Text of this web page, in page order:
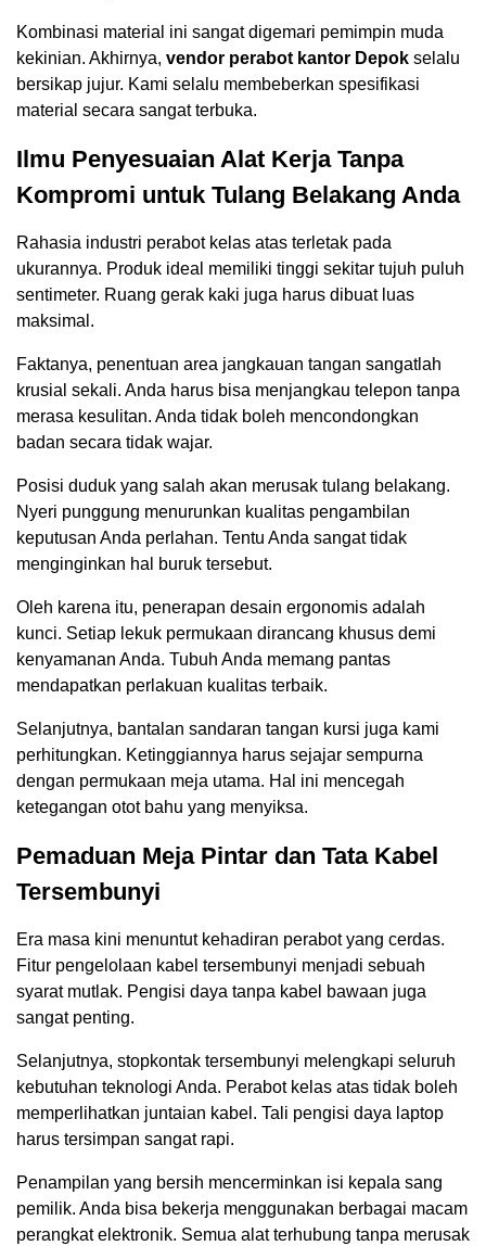
Kombinasi material ini sangat digemari pemimpin muda
kekinian. Akhirnya, vendor perabot kantor Depok selalu
bersikap jujur. Kami selalu membeberkan spesifikasi
material secara sangat terbuka.
Ilmu Penyesuaian Alat Kerja Tanpa
Kompromi untuk Tulang Belakang Anda
Rahasia industri perabot kelas atas terletak pada
ukurannya. Produk ideal memiliki tinggi sekitar tujuh puluh
sentimeter. Ruang gerak kaki juga harus dibuat luas
maksimal.
Faktanya, penentuan area jangkauan tangan sangatlah
krusial sekali. Anda harus bisa menjangkau telepon tanpa
merasa kesulitan. Anda tidak boleh mencondongkan
badan secara tidak wajar.
Posisi duduk yang salah akan merusak tulang belakang.
Nyeri punggung menurunkan kualitas pengambilan
keputusan Anda perlahan. Tentu Anda sangat tidak
menginginkan hal buruk tersebut.
Oleh karena itu, penerapan desain ergonomis adalah
kunci. Setiap lekuk permukaan dirancang khusus demi
kenyamanan Anda. Tubuh Anda memang pantas
mendapatkan perlakuan kualitas terbaik.
Selanjutnya, bantalan sandaran tangan kursi juga kami
perhitungkan. Ketinggiannya harus sejajar sempurna
dengan permukaan meja utama. Hal ini mencegah
ketegangan otot bahu yang menyiksa.
Pemaduan Meja Pintar dan Tata Kabel
Tersembunyi
Era masa kini menuntut kehadiran perabot yang cerdas.
Fitur pengelolaan kabel tersembunyi menjadi sebuah
syarat mutlak. Pengisi daya tanpa kabel bawaan juga
sangat penting.
Selanjutnya, stopkontak tersembunyi melengkapi seluruh
kebutuhan teknologi Anda. Perabot kelas atas tidak boleh
memperlihatkan juntaian kabel. Tali pengisi daya laptop
harus tersimpan sangat rapi.
Penampilan yang bersih mencerminkan isi kepala sang
pemilik. Anda bisa bekerja menggunakan berbagai macam
perangkat elektronik. Semua alat terhubung tanpa merusak